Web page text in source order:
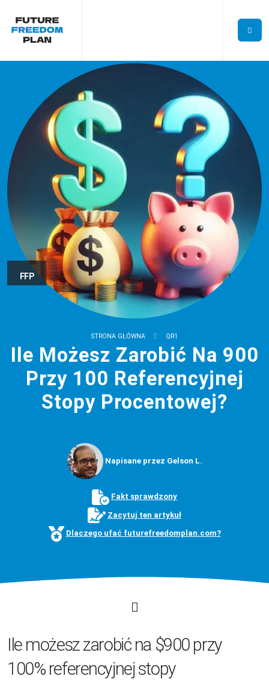
FFP
STRONA GŁÓWNA QR1
Ile Możesz Zarobić Na 900
Przy 100 Referencyjnej
Stopy Procentowej?
Napisane przez Gelson L.
Fakt sprawdzony
Zacytuj ten artykuł
Dlaczego ufać futurefreedomplan.com?
Ile możesz zarobić na $900 przy
100% referencyjnej stopy